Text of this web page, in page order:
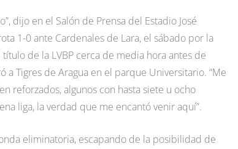
dijo en el Salón de Prensa del Estadio José
1-0 ante Cardenales de Lara, el sábado por la
de la LVBP cerca de media hora antes de
Tigres de Aragua en el parque Universitario. “Me
reforzados, algunos con hasta siete u ocho
liga, la verdad que me encantó venir aquí”.
eliminatoria, escapando de la posibilidad de